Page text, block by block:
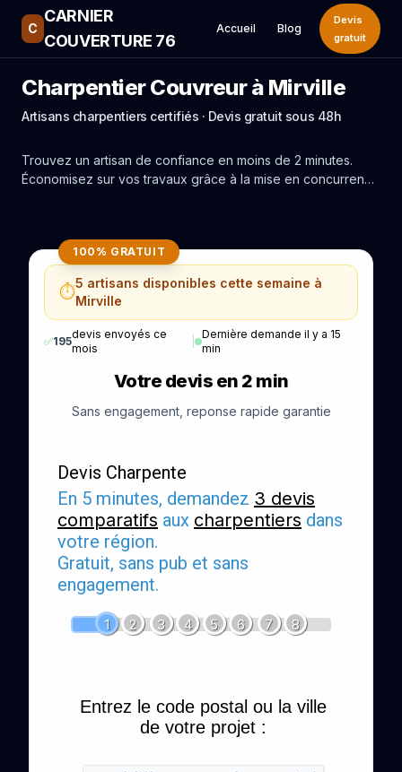
C
CARNIER
COUVERTURE 76
Accueil Blog
Devis
gratuit
Charpentier Couvreur à Mirville
Artisans charpentiers certifiés · Devis gratuit sous 48h
Trouvez un artisan de confiance en moins de 2 minutes.
Économisez sur vos travaux grâce à la mise en concurrence
100% GRATUIT
⏱️5 artisans disponibles cette semaine à
Mirville
✅195
devis envoyés ce
mois
|
Dernière demande il y a 15
min
Votre devis en 2 min
Sans engagement, reponse rapide garantie
Devis Charpente
En 5 minutes, demandez 3 devis
comparatifs aux charpentiers dans
votre région.
Gratuit, sans pub et sans
engagement.
1 2 3 4 5 6 7 8
Entrez le code postal ou la ville
de votre projet :